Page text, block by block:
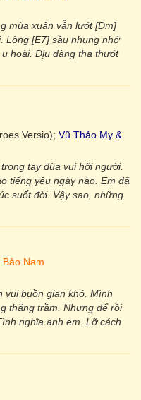
mùa xuân vẫn lướt [Dm]
Lòng [E7] sầu nhung nhớ
hoài. Dịu dàng tha thướt
Versio); Vũ Thảo My &
tay đùa vui hỡi người.
tiếng yêu ngày nào. Em đã
suốt đời. Vậy sao, những
Bảo Nam
vui buồn gian khó. Mình
thăng trầm. Nhưng để rồi
nghĩa anh em. Lỡ cách